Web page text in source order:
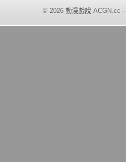
© 2026 動漫戲說 ACGN.cc